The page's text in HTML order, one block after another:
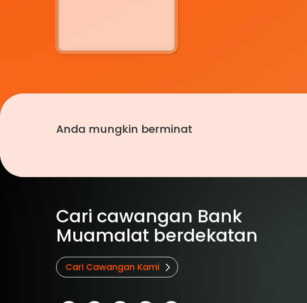
Anda mungkin berminat
Cari cawangan Bank
Muamalat berdekatan
Cari Cawangan Kami